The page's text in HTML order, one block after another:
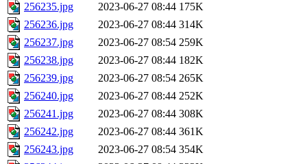
256235.jpg
2023-06-27 08:44 175K
256236.jpg
2023-06-27 08:44 314K
256237.jpg
2023-06-27 08:54 259K
256238.jpg
2023-06-27 08:44 182K
256239.jpg
2023-06-27 08:54 265K
256240.jpg
2023-06-27 08:44 252K
256241.jpg
2023-06-27 08:44 308K
256242.jpg
2023-06-27 08:44 361K
256243.jpg
2023-06-27 08:54 354K